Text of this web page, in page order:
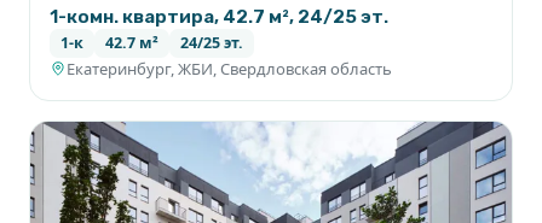
1-комн. квартира, 42.7 м², 24/25 эт.
1-к 42.7 м² 24/25 эт.
Екатеринбург, ЖБИ, Свердловская область